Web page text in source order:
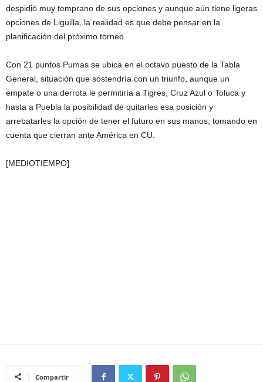
despidió muy temprano de sus opciones y aunque aún tiene ligeras
opciones de Liguilla, la realidad es que debe pensar en la
planificación del próximo torneo.
Con 21 puntos Pumas se ubica en el octavo puesto de la Tabla
General, situación que sostendría con un triunfo, aunque un
empate o una derrota le permitiría a Tigres, Cruz Azul o Toluca y
hasta a Puebla la posibilidad de quitarles esa posición y
arrebatarles la opción de tener el futuro en sus manos, tomando en
cuenta que cierran ante América en CU.
[MEDIOTIEMPO]
Compartir